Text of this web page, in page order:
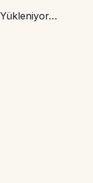
Yükleniyor…